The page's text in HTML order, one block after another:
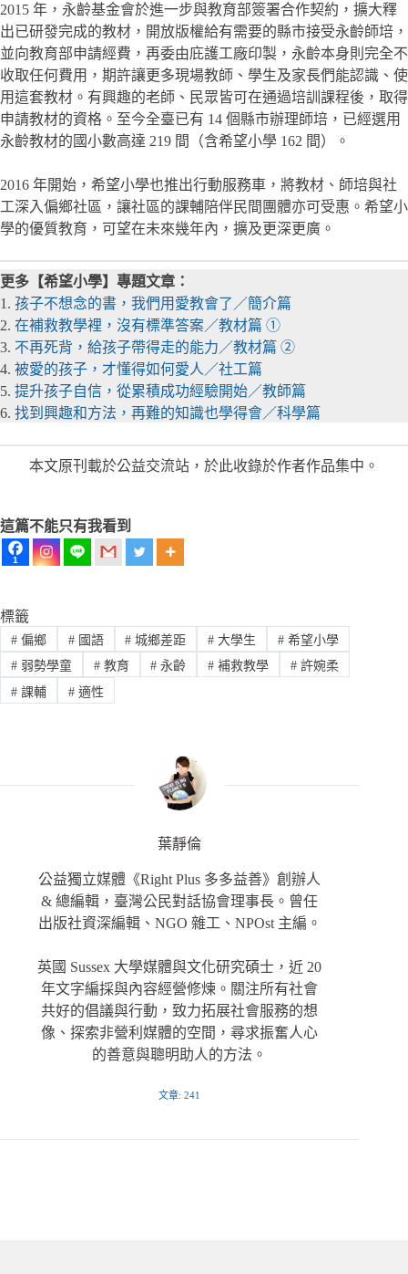
2015 年，永齡基金會於進一步與教育部簽署合作契約，擴大釋
出已研發完成的教材，開放版權給有需要的縣市接受永齡師培，
並向教育部申請經費，再委由庇護工廠印製，永齡本身則完全不
收取任何費用，期許讓更多現場教師、學生及家長們能認識、使
用這套教材。有興趣的老師、民眾皆可在通過培訓課程後，取得
申請教材的資格。至今全臺已有 14 個縣市辦理師培，已經選用
永齡教材的國小數高達 219 間（含希望小學 162 間）。
2016 年開始，希望小學也推出行動服務車，將教材、師培與社
工深入偏鄉社區，讓社區的課輔陪伴民間團體亦可受惠。希望小
學的優質教育，可望在未來幾年內，擴及更深更廣。
更多【希望小學】專題文章：
1. 孩子不想念的書，我們用愛教會了／簡介篇
2. 在補救教學裡，沒有標準答案／教材篇 ①
3. 不再死背，給孩子帶得走的能力／教材篇 ②
4. 被愛的孩子，才懂得如何愛人／社工篇
5. 提升孩子自信，從累積成功經驗開始／教師篇
6. 找到興趣和方法，再難的知識也學得會／科學篇
本文原刊載於公益交流站，於此收錄於作者作品集中。
這篇不能只有我看到
1
標籤
#偏鄉 #國語 # 城鄉差距 # 大學生 # 希望小學
#弱勢學童 #教育 # 永齡 # 補救教學 # 許婉柔
#課輔 #適性
葉靜倫
公益獨立媒體《Right Plus 多多益善》創辦人
& 總編輯，臺灣公民對話協會理事長。曾任
出版社資深編輯、NGO 雜工、NPOst 主編。
英國 Sussex 大學媒體與文化研究碩士，近 20
年文字編採與內容經營修煉。關注所有社會
共好的倡議與行動，致力拓展社會服務的想
像、探索非營利媒體的空間，尋求振奮人心
的善意與聰明助人的方法。
文章: 241